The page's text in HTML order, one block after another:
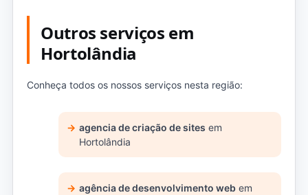
Outros serviços em
Hortolândia
Conheça todos os nossos serviços nesta região:
agencia de criação de sites em
Hortolândia
agência de desenvolvimento web em